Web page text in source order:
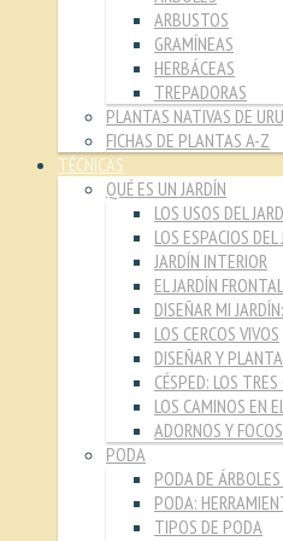
ARBUSTOS
GRAMÍNEAS
HERBÁCEAS
TREPADORAS
PLANTAS NATIVAS DE
FICHAS DE PLANTAS A-Z
TÉCNICAS
QUÉ ES UN JARDÍN
LOS USOS DEL
LOS ESPACIOS
JARDÍN INTERIOR
EL JARDÍN FRONTAL
DISEÑAR MI
LOS CERCOS VIVOS
DISEÑAR Y
CÉSPED: LOS
LOS CAMINOS EN
ADORNOS Y
PODA
PODA DE
PODA:
TIPOS DE PODA